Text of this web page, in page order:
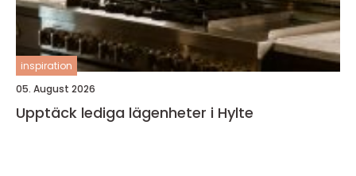
inspiration
05. August 2026
Upptäck lediga lägenheter i Hylte